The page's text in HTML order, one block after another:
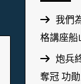
我們
格講座船
炮兵
奪冠 功